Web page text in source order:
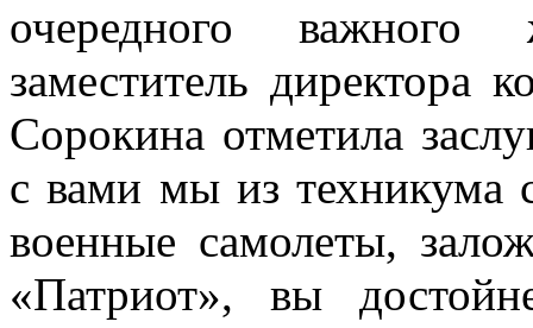
очередного важного
заместитель директора
Сорокина отметила
с вами мы из техникума
военные самолеты,
«Патриот», вы